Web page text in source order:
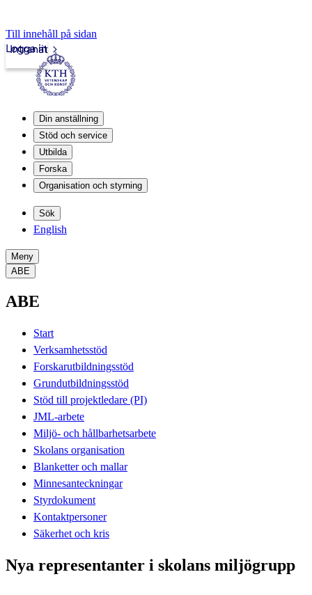
Till innehåll på sidan
Intranät
Logga in
Din anställning
Stöd och service
Utbilda
Forska
Organisation och styrning
Sök
English
Meny
ABE
ABE
Start
Verksamhetsstöd
Forskarutbildningsstöd
Grundutbildningsstöd
Stöd till projektledare (PI)
JML-arbete
Miljö- och hållbarhetsarbete
Skolans organisation
Blanketter och mallar
Minnesanteckningar
Styrdokument
Kontaktpersoner
Säkerhet och kris
Nya representanter i skolans miljögrupp